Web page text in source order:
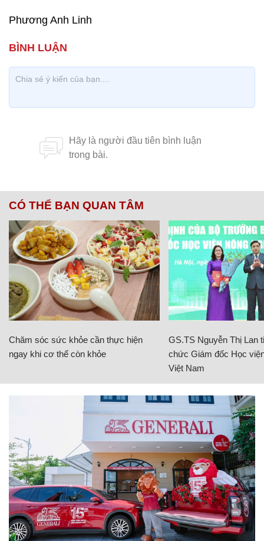
Phương Anh Linh
CÓ THỂ BẠN QUAN TÂM
Chăm sóc sức khỏe cần thực hiện
ngay khi cơ thể còn khỏe
GS.TS Nguyễn Thị Lan
chức Giám đốc Học
Việt Nam